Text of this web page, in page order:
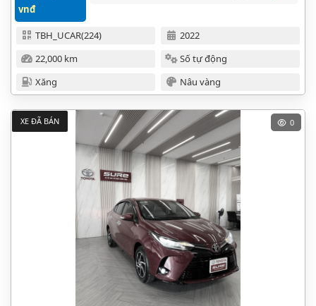
vnđ
TBH_UCAR(224)
2022
22,000 km
Số tự động
Xăng
Nâu vàng
XE ĐÃ BÁN 0